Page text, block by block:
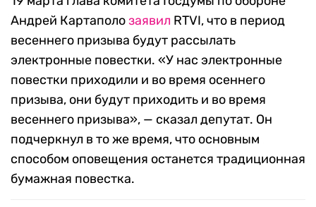
Андрей Картаполозаявил RTVI, что в период
весеннего призыва будут рассылать
электронные повестки. «У нас электронные
повестки приходили и во время осеннего
призыва, они будут приходить и во время
весеннего призыва», — сказал депутат. Он
подчеркнул в то же время, что основным
способом оповещения останется традиционная
бумажная повестка.